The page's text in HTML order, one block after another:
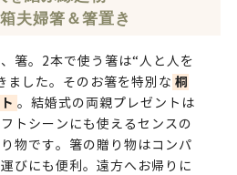
夫婦箸＆箸置き
箸。2本で使う箸は“人と人を
ました。そのお箸を特別な 桐
。結婚式の両親プレゼントは
トシーンにも使えるセンスの
物です。箸の贈り物はコンパ
びにも便利。遠方へお帰りに